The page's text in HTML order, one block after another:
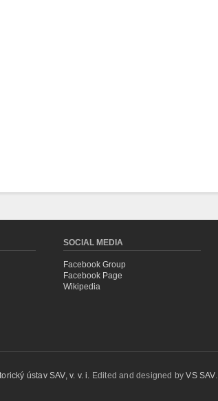
SOCIAL MEDIA
Facebook Group
Facebook Page
Wikipedia
ústav SAV, v. v. i. Edited and designed byVS SAV.